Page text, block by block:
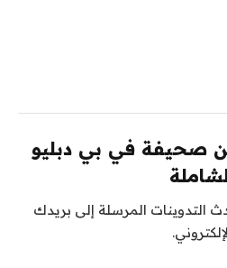
صحيفة في بي دبليو
المرسلة إلى بريدك